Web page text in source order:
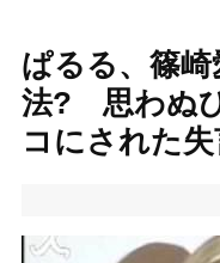
ぱるる、篠
法? 思わぬ
コにされた